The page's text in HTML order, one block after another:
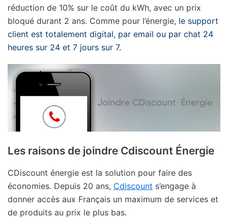
réduction de 10% sur le coût du kWh, avec un prix
bloqué durant 2 ans. Comme pour l’énergie, le support
client est totalement digital, par email ou par chat 24
heures sur 24 et 7 jours sur 7.
Les raisons de joindre Cdiscount Énergie
CDiscount énergie est la solution pour faire des
économies. Depuis 20 ans, Cdiscount s’engage à
donner accès aux Français un maximum de services et
de produits au prix le plus bas.